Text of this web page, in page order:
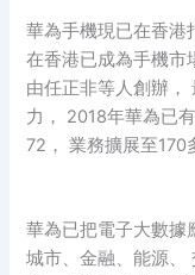
華為手機現已在香港
在香港已成為手機市
由任正非等人創辦，
力， 2018年華為已
72， 業務擴展至170
華為已把電子大數據
城市、金融、能源、